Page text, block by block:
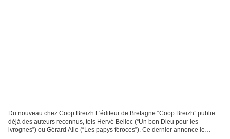
Du nouveau chez Coop Breizh L'éditeur de Bretagne “Coop Breizh” publie
déjà des auteurs reconnus, tels Hervé Bellec (“Un bon Dieu pour les
ivrognes”) ou Gérard Alle (“Les papys féroces”). Ce dernier annonce le